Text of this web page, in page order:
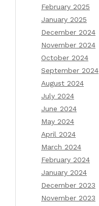
February 2025
January 2025
December 2024
November 2024
October 2024
September 2024
August 2024
July 2024
June 2024
May 2024
April 2024
March 2024
February 2024
January 2024
December 2023
November 2023